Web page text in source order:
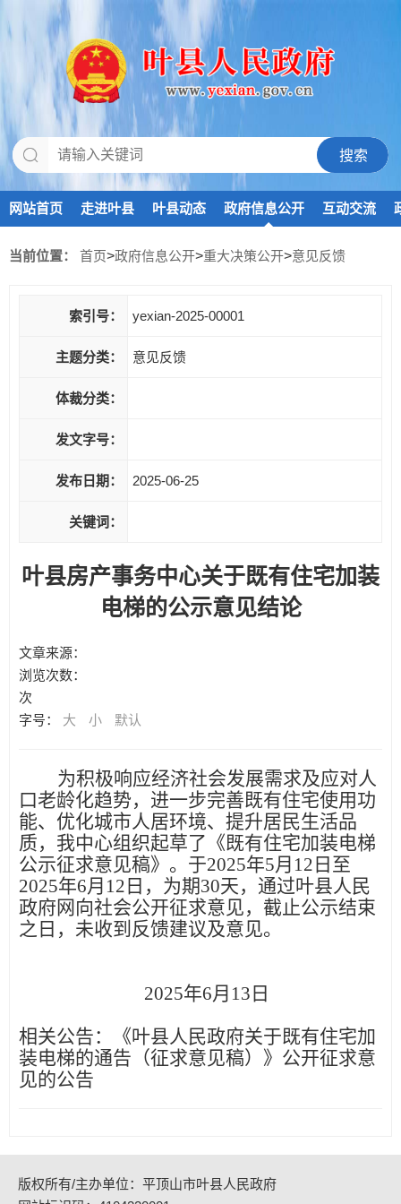
网站首页 走进叶县 叶县动态 政府信息公开 互动交流
当前位置： 首页>政府信息公开>重大决策公开>意见反馈
索引号： yexian-2025-00001
主题分类： 意见反馈
体裁分类：
发文字号：
发布日期： 2025-06-25
关键词：
叶县房产事务中心关于既有住宅加装
电梯的公示意见结论
文章来源：
浏览次数：
次
字号： 大 小 默认
为积极响应经济社会发展需求及应对人
口老龄化趋势，进一步完善既有住宅使用功
能、优化城市人居环境、提升居民生活品
质，我中心组织起草了《既有住宅加装电梯
公示征求意见稿》。于2025年5月12日至
2025年6月12日，为期30天，通过叶县人民
政府网向社会公开征求意见，截止公示结束
之日，未收到反馈建议及意见。
2025年6月13日
相关公告：
《叶县人民政府关于既有住宅加
装电梯的通告（征求意见稿）》公开征求意
见的公告
版权所有/主办单位：平顶山市叶县人民政府